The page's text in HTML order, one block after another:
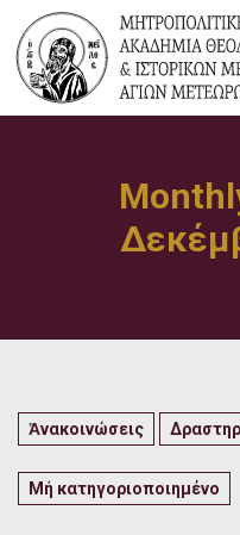
Ἀνακοινώσεις
Μή κατηγοριοποιημένο